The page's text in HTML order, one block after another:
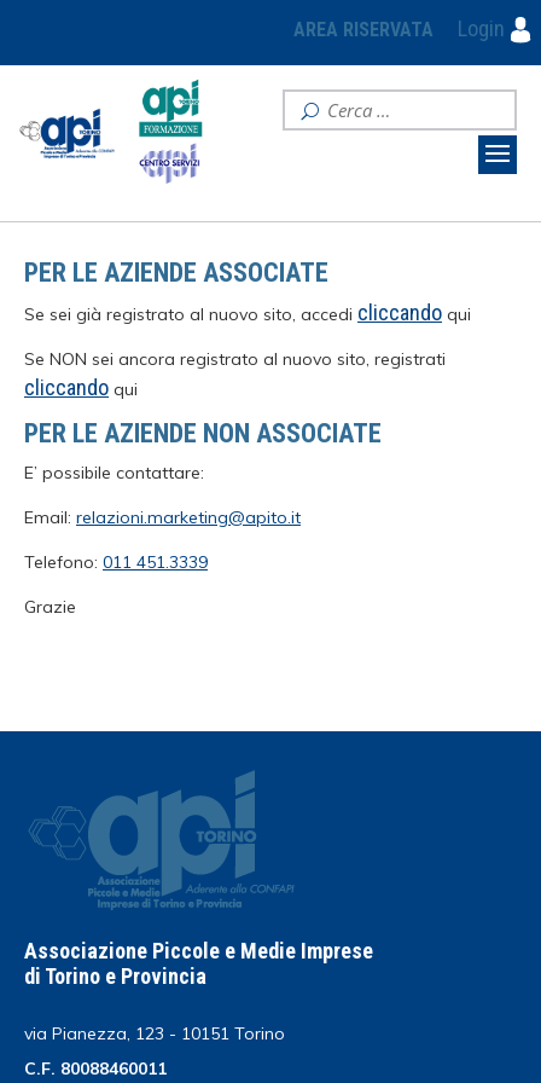
AREA RISERVATA Login
PER LE AZIENDE ASSOCIATE
Se sei già registrato al nuovo sito, accedi cliccando qui
Se NON sei ancora registrato al nuovo sito, registrati
cliccando qui
PER LE AZIENDE NON ASSOCIATE
E’ possibile contattare:
Email: relazioni.marketing@apito.it
Telefono: 011 451.3339
Grazie
Associazione Piccole e Medie Imprese
di Torino e Provincia
via Pianezza, 123 - 10151 Torino
C.F. 80088460011